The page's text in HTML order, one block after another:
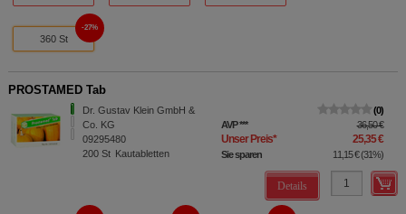
360 St
27%
PROSTAMED Tab
Dr. Gustav Klein GmbH &
Co. KG
09295480
200 St Kautabletten
0
AVP*** 36,50 €
Unser Preis* 25,35 €
Sie sparen 11,15 €(31%)
Details